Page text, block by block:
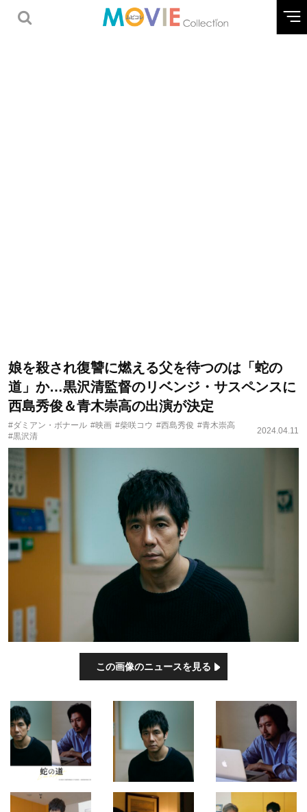
娘を殺され復讐に燃える父を待つのは「蛇の
道」か…黒沢清監督のリベンジ・サスペンスに
西島秀俊＆青木崇高の出演が決定
#ダミアン・ボナール #映画 #柴咲コウ #西島秀俊 #青木崇高
#黒沢清
2024.04.11
この画像のニュースを見る